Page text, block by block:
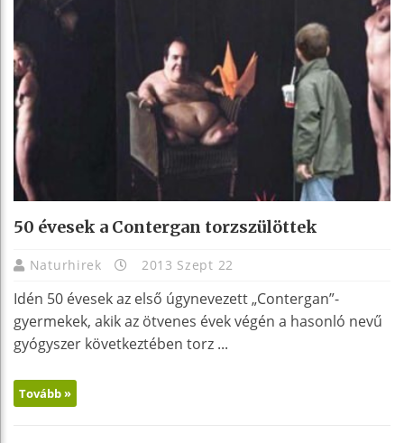
50 évesek a Contergan torzszülöttek
Naturhirek 2013 Szept 22
Idén 50 évesek az első úgynevezett „Contergan”-
gyermekek, akik az ötvenes évek végén a hasonló nevű
gyógyszer következtében torz ...
Tovább »